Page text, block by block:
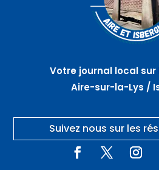
Votre journal local
Aire-sur-la-Lys /
Suivez nous sur les